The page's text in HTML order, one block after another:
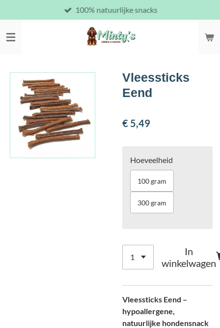
direct
naar
100% natuurlijke snacks
Vleessticks
Eend
€ 5,49
Hoeveelheid
100 gram
300 gram
In
winkelwagen
Vleessticks Eend –
hypoallergene,
natuurlijke hondensnack